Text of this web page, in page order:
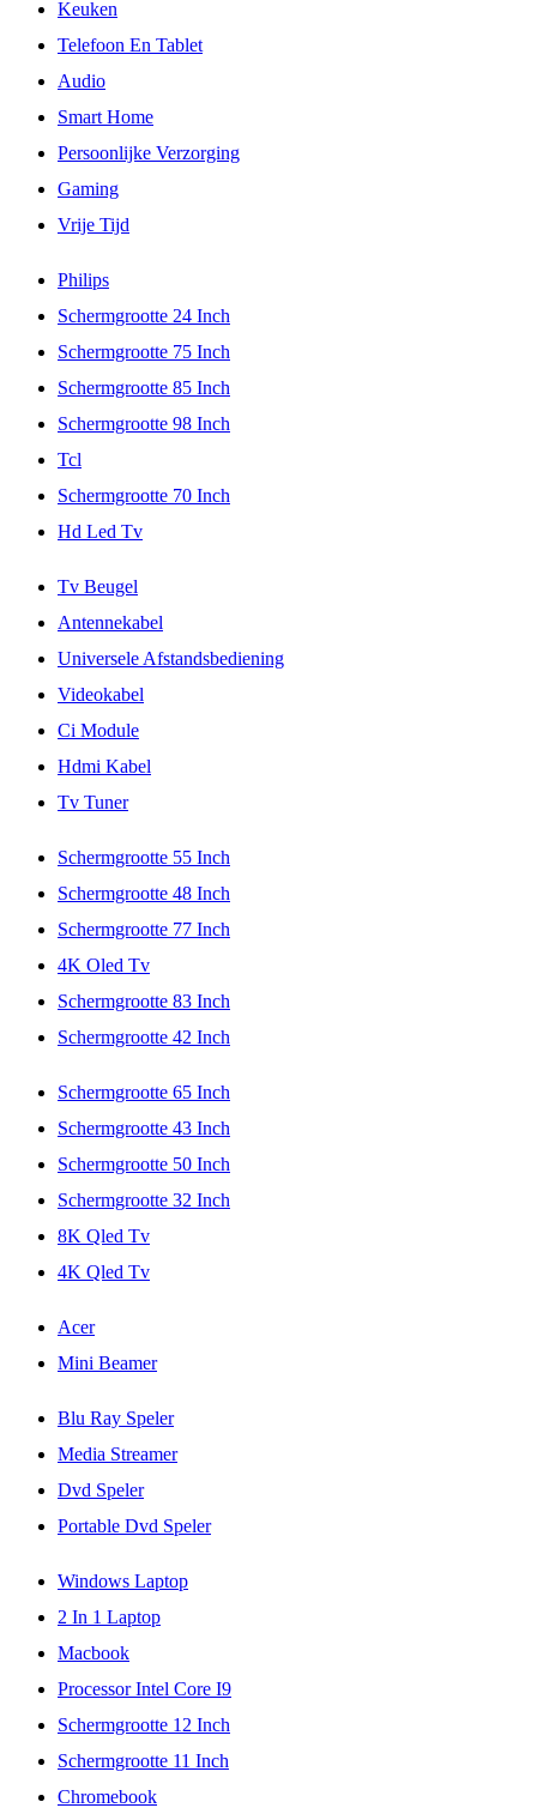
Keuken
Telefoon En Tablet
Audio
Smart Home
Persoonlijke Verzorging
Gaming
Vrije Tijd
Philips
Schermgrootte 24 Inch
Schermgrootte 75 Inch
Schermgrootte 85 Inch
Schermgrootte 98 Inch
Tcl
Schermgrootte 70 Inch
Hd Led Tv
Tv Beugel
Antennekabel
Universele Afstandsbediening
Videokabel
Ci Module
Hdmi Kabel
Tv Tuner
Schermgrootte 55 Inch
Schermgrootte 48 Inch
Schermgrootte 77 Inch
4K Oled Tv
Schermgrootte 83 Inch
Schermgrootte 42 Inch
Schermgrootte 65 Inch
Schermgrootte 43 Inch
Schermgrootte 50 Inch
Schermgrootte 32 Inch
8K Qled Tv
4K Qled Tv
Acer
Mini Beamer
Blu Ray Speler
Media Streamer
Dvd Speler
Portable Dvd Speler
Windows Laptop
2 In 1 Laptop
Macbook
Processor Intel Core I9
Schermgrootte 12 Inch
Schermgrootte 11 Inch
Chromebook